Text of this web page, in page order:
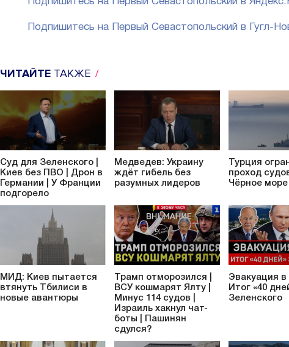
Подпишитесь на Первый Севастопольский в Гугл-
ЧИТАЙТЕ ТАКЖЕ
Суд для Зеленского |
Киев без ПВО | Дрон в
Германии | У Франции
подгорело
Медведев: Украину
ждёт гибель без
разумных лидеров
Турция
проход
Чёрное море
МИД: Киев пытается
втянуть Тбилиси в
новые авантюры
Трамп отморозился |
ВСУ кошмарят Ялту |
Минус 114 судов |
Израиль хакнул чат-
боты | Пашинян
сдулся?
Эвакуация в
Итог «40
Зеленского